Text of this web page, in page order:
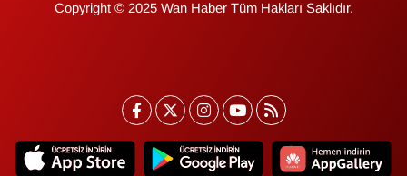
Copyright © 2025 Wan Haber Tüm Hakları Saklıdır.